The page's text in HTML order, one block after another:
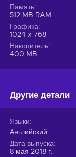
Память
512 MB RAM
Графика
1024 x 768
Накопитель
400 MB
Другие детали
Языки
Английский
Дата выпуска
8 мая 2018 г.